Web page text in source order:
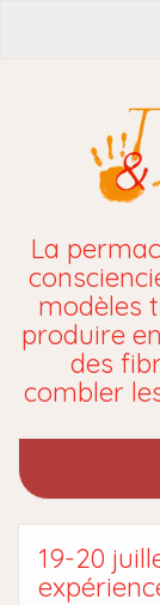
La
modèles
produire
des
combler
19-20